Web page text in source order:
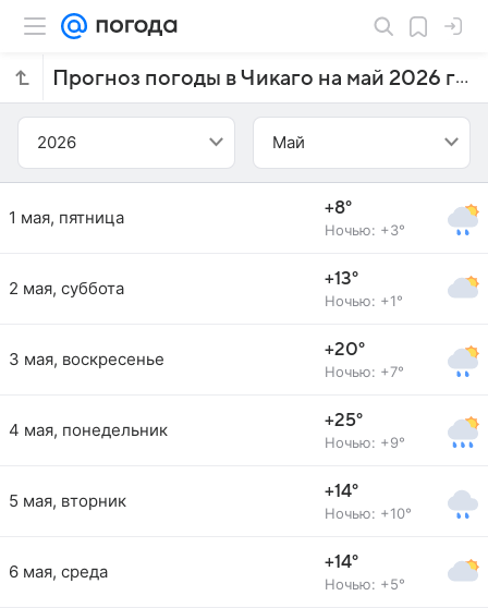
Прогноз погоды в Чикаго на май 2026 года
2026 Май
1 мая, пятница +8°
Ночью: +3°
2 мая, суббота +13°
Ночью: +1°
3 мая, воскресенье +20°
Ночью: +7°
4 мая, понедельник +25°
Ночью: +9°
5 мая, вторник +14°
Ночью: +10°
6 мая, среда +14°
Ночью: +5°